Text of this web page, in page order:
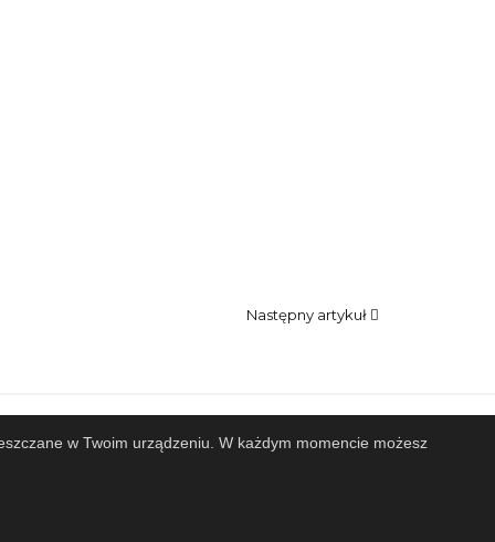
Następny artykuł
Projekt i wykonanieDesign-Joomla.pl
w Twoim urządzeniu. W każdym momencie możesz